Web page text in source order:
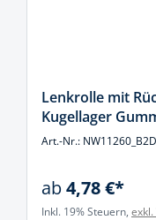
Lenkrolle mit
Kugellager
Art.-Nr.:
ab4,78 €*
Inkl. 19% Steuern,